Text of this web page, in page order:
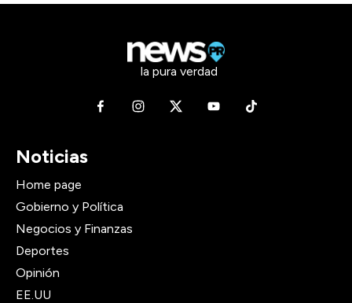
la pura verdad
Noticias
Home page
Gobierno y Política
Negocios y Finanzas
Deportes
Opinión
EE.UU